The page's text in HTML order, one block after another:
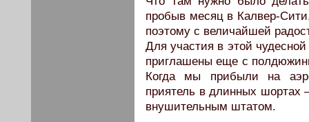
пробыв месяц в Калвер-
поэтому с величайшей
Для участия в этой
приглашены еще с
Когда мы прибыли на
приятель в длинных шортах
внушительным штатом.